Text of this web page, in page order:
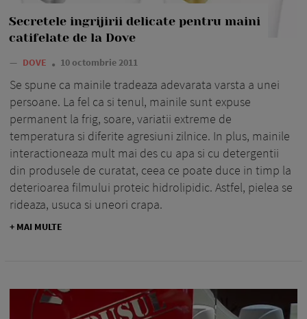
Secretele ingrijirii delicate pentru maini
catifelate de la Dove
— DOVE 10 octombrie 2011
Se spune ca mainile tradeaza adevarata varsta a unei
persoane. La fel ca si tenul, mainile sunt expuse
permanent la frig, soare, variatii extreme de
temperatura si diferite agresiuni zilnice. In plus, mainile
interactioneaza mult mai des cu apa si cu detergentii
din produsele de curatat, ceea ce poate duce in timp la
deterioarea filmului proteic hidrolipidic. Astfel, pielea se
rideaza, usuca si uneori crapa.
+ MAI MULTE